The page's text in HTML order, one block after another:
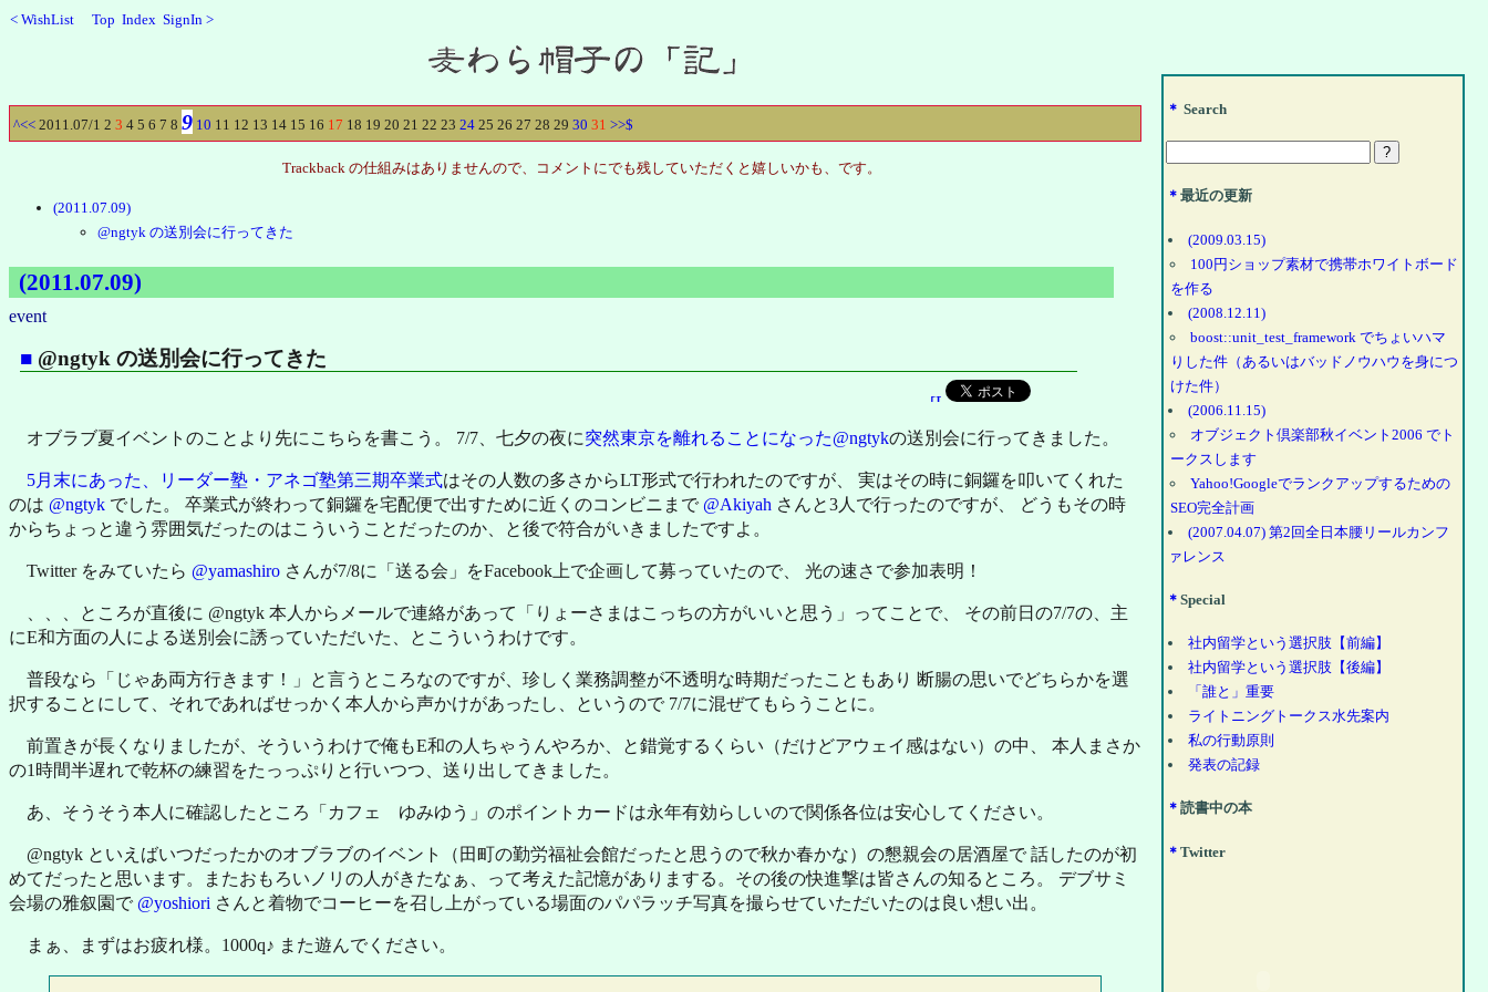
< WishList Top Index SignIn >
^<< 2011.07/1 2 3 4 5 6 7 8 9 10 11 12 13 14 15 16 17 18 19 20 21 22 23 24 25 26 27 28 29 30 31 >>$
Trackback の仕組みはありませんので、コメントにでも残していただくと嬉しいかも、です。
(2011.07.09)
@ngtyk の送別会に行ってきた
(2011.07.09)
event
■@ngtyk の送別会に行ってきた
オブラブ夏イベントのことより先にこちらを書こう。 7/7、七夕の夜に突然東京を離れることになった@ngtykの送別会に行ってきました。
5月末にあった、リーダー塾・アネゴ塾第三期卒業式はその人数の多さからLT形式で行われたのですが、 実はその時に銅鑼を叩いてくれた
のは @ngtyk でした。 卒業式が終わって銅鑼を宅配便で出すために近くのコンビニまで @Akiyah さんと3人で行ったのですが、 どうもその時
からちょっと違う雰囲気だったのはこういうことだったのか、と後で符合がいきましたですよ。
Twitter をみていたら @yamashiro さんが7/8に「送る会」をFacebook上で企画して募っていたので、 光の速さで参加表明！
、、、ところが直後に @ngtyk 本人からメールで連絡があって「りょーさまはこっちの方がいいと思う」ってことで、 その前日の7/7の、主
にE和方面の人による送別会に誘っていただいた、とこういうわけです。
普段なら「じゃあ両方行きます！」と言うところなのですが、珍しく業務調整が不透明な時期だったこともあり 断腸の思いでどちらかを選
択することにして、それであればせっかく本人から声かけがあったし、というので 7/7に混ぜてもらうことに。
前置きが長くなりましたが、そういうわけで俺もE和の人ちゃうんやろか、と錯覚するくらい（だけどアウェイ感はない）の中、 本人まさか
の1時間半遅れで乾杯の練習をたっっぷりと行いつつ、送り出してきました。
あ、そうそう本人に確認したところ「カフェ ゆみゆう」のポイントカードは永年有効らしいので関係各位は安心してください。
@ngtyk といえばいつだったかのオブラブのイベント（田町の勤労福祉会館だったと思うので秋か春かな）の懇親会の居酒屋で 話したのが初
めてだったと思います。またおもろいノリの人がきたなぁ、って考えた記憶がありまする。その後の快進撃は皆さんの知るところ。 デブサミ
会場の雅叙園で @yoshiori さんと着物でコーヒーを召し上がっている場面のパパラッチ写真を撮らせていただいたのは良い想い出。
まぁ、まずはお疲れ様。1000q♪ また遊んでください。
＊ Search
＊最近の更新
(2009.03.15)
100円ショップ素材で携帯ホワイトボード
を作る
(2008.12.11)
boost::unit_test_framework でちょいハマ
りした件（あるいはバッドノウハウを身につ
けた件）
(2006.11.15)
オブジェクト倶楽部秋イベント2006 でト
ークスします
Yahoo!Googleでランクアップするための
SEO完全計画
(2007.04.07) 第2回全日本腰リールカンフ
ァレンス
＊Special
社内留学という選択肢【前編】
社内留学という選択肢【後編】
「誰と」重要
ライトニングトークス水先案内
私の行動原則
発表の記録
＊読書中の本
＊Twitter